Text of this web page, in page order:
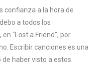
confianza a la hora de
a todos los
“Lost a Friend”, por
Escribir canciones es una
haber visto a estos